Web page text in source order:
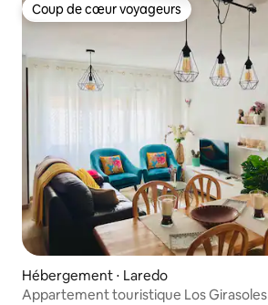
Coup de cœur voyageurs
Coup de cœur voyageurs
Hébergement ⋅ Laredo
Appartement touristique Los Girasoles